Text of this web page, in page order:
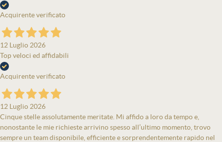
Acquirente verificato
12 Luglio 2026
Top veloci ed affidabili
Acquirente verificato
12 Luglio 2026
Cinque stelle assolutamente meritate. Mi affido a loro da tempo e,
nonostante le mie richieste arrivino spesso all’ultimo momento, trovo
sempre un team disponibile, efficiente e sorprendentemente rapido nel